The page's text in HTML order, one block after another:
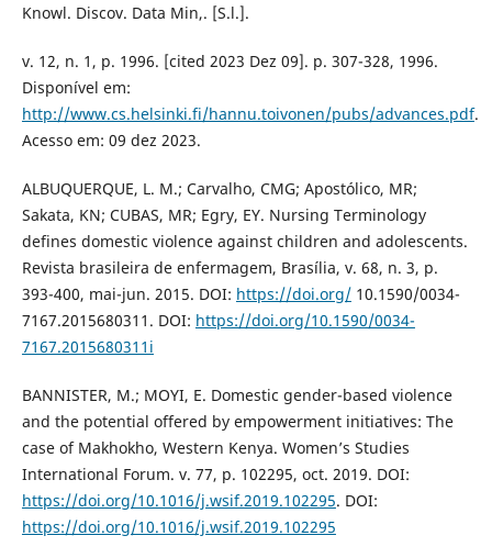
Knowl. Discov. Data Min,. [S.l.].
v. 12, n. 1, p. 1996. [cited 2023 Dez 09]. p. 307-328, 1996.
Disponível em:
http://www.cs.helsinki.fi/hannu.toivonen/pubs/advances.pdf.
Acesso em: 09 dez 2023.
ALBUQUERQUE, L. M.; Carvalho, CMG; Apostólico, MR;
Sakata, KN; CUBAS, MR; Egry, EY. Nursing Terminology
defines domestic violence against children and adolescents.
Revista brasileira de enfermagem, Brasília, v. 68, n. 3, p.
393-400, mai-jun. 2015. DOI: https://doi.org/10.1590/0034-
7167.2015680311. DOI: https://doi.org/10.1590/0034-
7167.2015680311i
BANNISTER, M.; MOYI, E. Domestic gender-based violence
and the potential offered by empowerment initiatives: The
case of Makhokho, Western Kenya. Women’s Studies
International Forum. v. 77, p. 102295, oct. 2019. DOI:
https://doi.org/10.1016/j.wsif.2019.102295. DOI:
https://doi.org/10.1016/j.wsif.2019.102295